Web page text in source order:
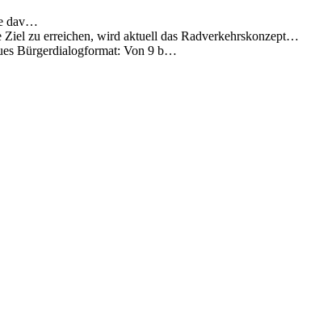
dav…
zu erreichen, wird aktuell das Radverkehrskonzept…
Bürgerdialogformat: Von 9 b…